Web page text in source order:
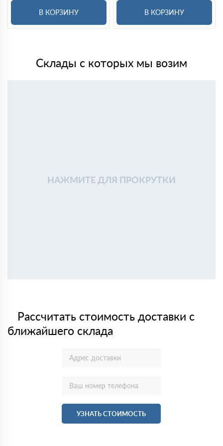
В КОРЗИНУ В КОРЗИНУ
Склады с которых мы возим
НАЖМИТЕ ДЛЯ ПРОКРУТКИ
Рассчитать стоимость доставки с
ближайшего склада
УЗНАТЬ СТОИМОСТЬ